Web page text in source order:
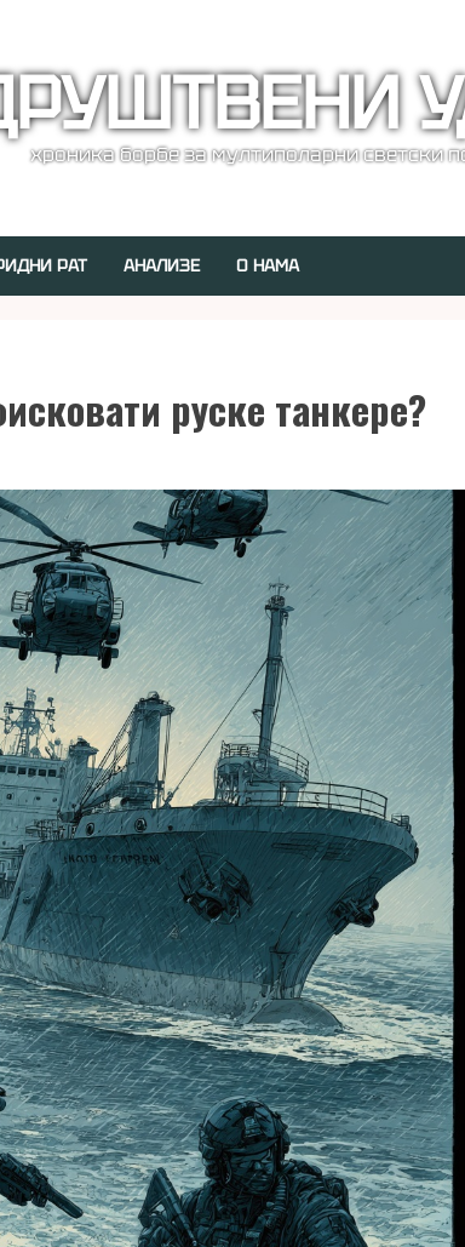
хроника борбе за мултиполарни светски
РАТ АНАЛИЗЕ О НАМА
руске танкере?